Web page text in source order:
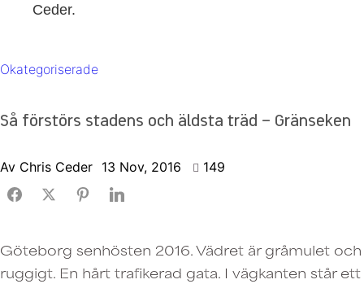
Ceder.
Okategoriserade
Så förstörs stadens och äldsta träd – Gränseken
Av Chris Ceder 13 Nov, 2016 149
Göteborg senhösten 2016. Vädret är gråmulet och
ruggigt. En hårt trafikerad gata. I vägkanten står ett